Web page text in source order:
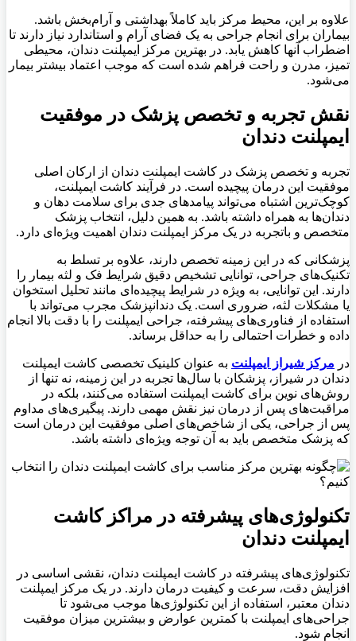
علاوه بر این، محیط مرکز باید کاملاً بهداشتی و آرام‌بخش باشد.
بیماران برای انجام جراحی به یک فضای آرام و استاندارد نیاز دارند تا
اضطراب آنها کاهش یابد. در بهترین مرکز ایمپلنت دندان، محیطی
تمیز، مدرن و راحت فراهم شده است که موجب اعتماد بیشتر بیمار
می‌شود.
نقش تجربه و تخصص پزشک در موفقیت
ایمپلنت دندان
تجربه و تخصص پزشک در کاشت ایمپلنت دندان از ارکان اصلی
موفقیت این درمان پیچیده است. در فرآیند کاشت ایمپلنت،
کوچک‌ترین اشتباه می‌تواند پیامدهای جدی برای سلامت دهان و
دندان‌ها به همراه داشته باشد. به همین دلیل، انتخاب پزشک
متخصص و باتجربه در یک مرکز ایمپلنت دندان اهمیت ویژه‌ای دارد.
پزشکانی که در این زمینه تخصص دارند، علاوه بر تسلط به
تکنیک‌های جراحی، توانایی تشخیص دقیق شرایط فک و لثه بیمار را
دارند. این توانایی، به ویژه در شرایط پیچیده‌ای مانند تحلیل استخوان
یا مشکلات لثه، ضروری است. یک دندانپزشک مجرب می‌تواند با
استفاده از فناوری‌های پیشرفته، جراحی ایمپلنت را با دقت بالا انجام
داده و خطرات احتمالی را به حداقل برساند.
در مرکز شیراز ایمپلنت به عنوان کلینیک تخصصی کاشت ایمپلنت
دندان در شیراز، پزشکان با سال‌ها تجربه در این زمینه، نه تنها از
روش‌های نوین برای کاشت ایمپلنت استفاده می‌کنند، بلکه در
مراقبت‌های پس از درمان نیز نقش مهمی دارند. پیگیری‌های مداوم
پس از جراحی، یکی از شاخص‌های اصلی موفقیت این درمان است
که پزشک متخصص باید به آن توجه ویژه‌ای داشته باشد.
تکنولوژی‌های پیشرفته در مراکز کاشت
ایمپلنت دندان
تکنولوژی‌های پیشرفته در کاشت ایمپلنت دندان، نقشی اساسی در
افزایش دقت، سرعت و کیفیت درمان دارند. در یک مرکز ایمپلنت
دندان معتبر، استفاده از این تکنولوژی‌ها موجب می‌شود تا
جراحی‌های ایمپلنت با کمترین عوارض و بیشترین میزان موفقیت
انجام شود.